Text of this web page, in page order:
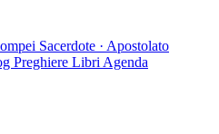
Sacerdote · Apostolato
Preghiere Libri Agenda